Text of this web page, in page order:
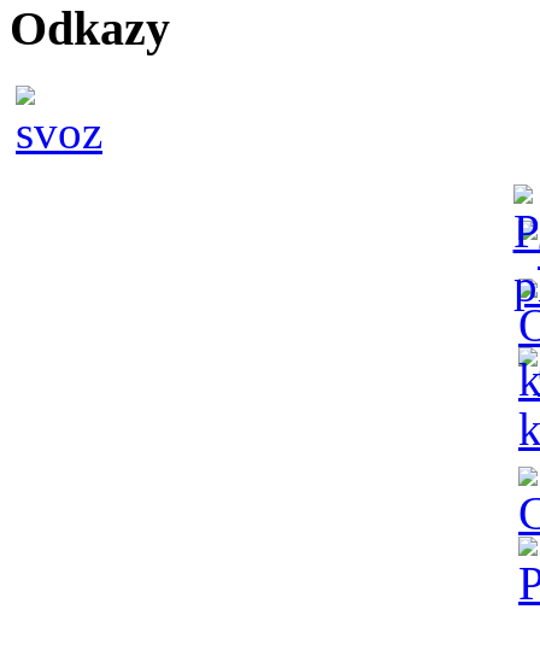
Odkazy